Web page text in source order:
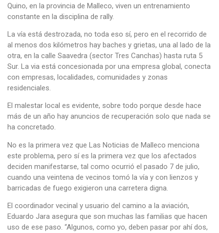
Quino, en la provincia de Malleco, viven un entrenamiento
constante en la disciplina de rally.
La vía está destrozada, no toda eso sí, pero en el recorrido de
al menos dos kilómetros hay baches y grietas, una al lado de la
otra, en la calle Saavedra (sector Tres Canchas) hasta ruta 5
Sur. La via está concesionada por una empresa global, conecta
con empresas, localidades, comunidades y zonas
residenciales.
El malestar local es evidente, sobre todo porque desde hace
más de un año hay anuncios de recuperación solo que nada se
ha concretado.
No es la primera vez que Las Noticias de Malleco menciona
este problema, pero sí es la primera vez que los afectados
deciden manifestarse, tal como ocurrió el pasado 7 de julio,
cuando una veintena de vecinos tomó la vía y con lienzos y
barricadas de fuego exigieron una carretera digna.
El coordinador vecinal y usuario del camino a la aviación,
Eduardo Jara asegura que son muchas las familias que hacen
uso de ese paso. “Algunos, como yo, deben pasar por ahí dos,